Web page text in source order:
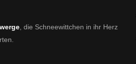
, die Schneewittchen in ihr Herz